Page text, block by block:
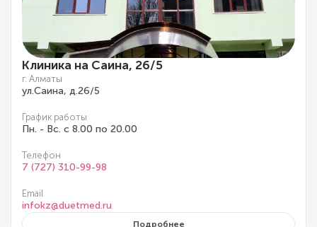
Клиника на Саина, 26/5
г. Алматы
ул.Саина, д.26/5
График работы
Пн. - Вс. с 8.00 по 20.00
Телефон
7 (727) 310-99-98
Email
infokz@duetmed.ru
Подробнее